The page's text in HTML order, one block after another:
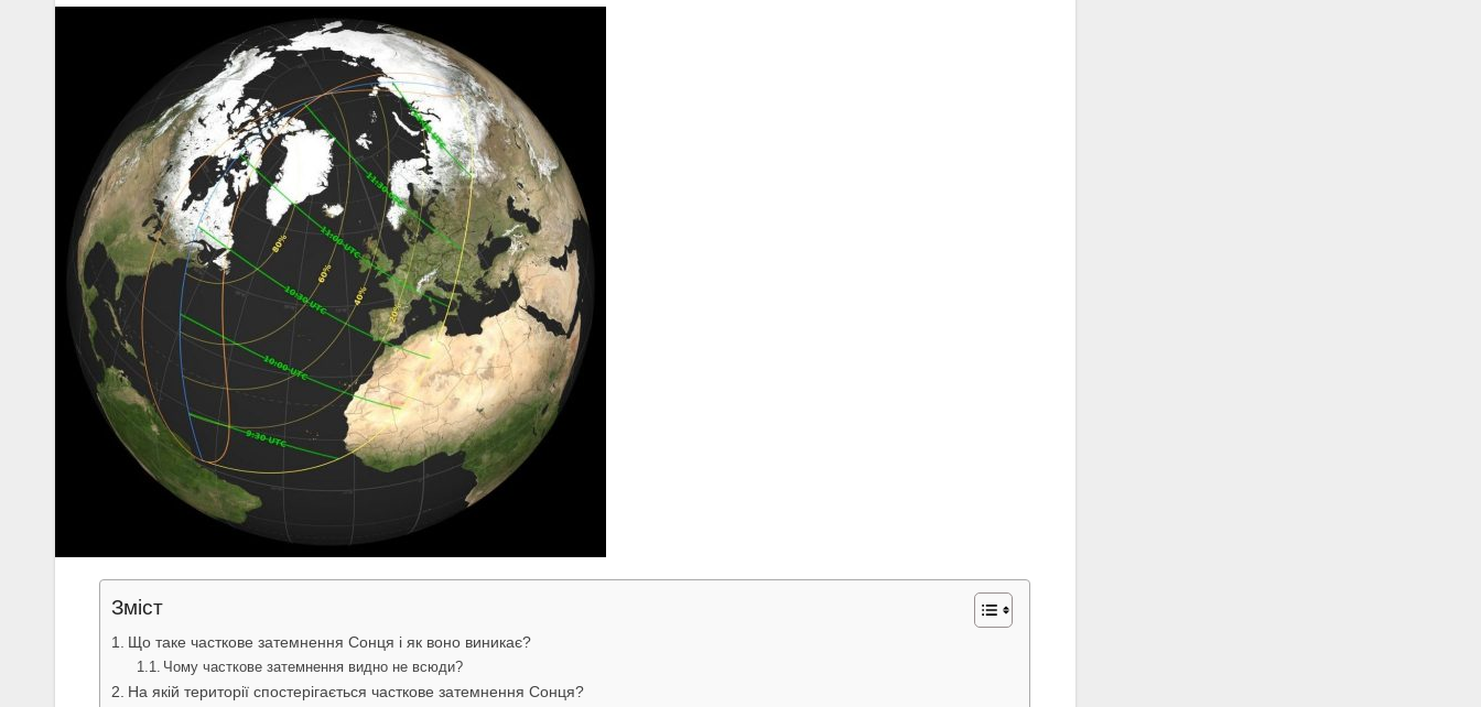
Зміст
Що таке часткове затемнення Сонця і як воно виникає?
Чому часткове затемнення видно не всюди?
На якій території спостерігається часткове затемнення Сонця?